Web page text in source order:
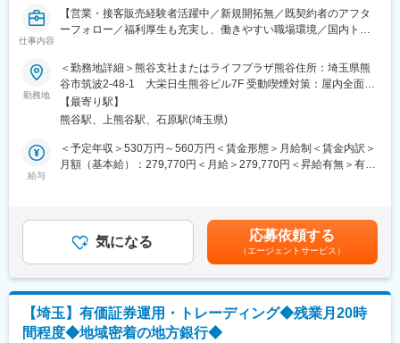
■雇用形態について
※1年後に正行員登用を想定。ただし評価等により変わる可能性有
り。
＜嘱託採用＞
契約更新：有
更新上限：有（1年0ヶ月）
域・お客さまの期待を超える存在へ」「組織・従業員の力を最大
化」を基本方針として、地域の課題解決や活性化に取り組んでい
ます。
変更の範囲：会社の定める業務
仕事内容
【営業・接客販売経験者活躍中／新規開拓無／既契約者のアフタ
ーフォロー／福利厚生も充実し、働きやすい職場環境／国内トッ
既に当社の保険契約に加入されたお客様（既契約者）・新たに当
社の保険契約に加入されようとしているお客様への各種対応・確
認業務に従事していただきます。
・既契約者へのアフターサービスの提供（保険金・給付金のお支
払い手続き、既契約者向けサービスのご案内 等）
・新たに当社の保険契約に加入されようとしているお客様への
「お申込みいただいた保険契約がお客様の意向に沿っているか」
る、企画立案・折衝調整・営業・管理・事務および事務の指導・
統括業務にわたる業務全般へ従事していただく可能性がありま
す。
会等、営業事務サポート業務全般。営業職員の採用等に関する事
務処理や教育支援業務。支社の資金管理等の業務。
勤務地
＜勤務地詳細＞熊谷支社またはライフプラザ熊谷住所：埼玉県熊
谷市筑波2-48-1 大栄日生熊谷ビル7F 受動喫煙対策：屋内全面禁
煙変更の範囲：会社の定める事業所
【最寄り駅】
熊谷駅、上熊谷駅、石原駅(埼玉県)
給与
＜予定年収＞530万円～560万円＜賃金形態＞月給制＜賃金内訳＞
月額（基本給）：279,770円＜月給＞279,770円＜昇給有無＞有＜
昇給額は、昇格・職務成果等の状況に応じて変動※将来的なステッ
プアップにより、記載金額以上の昇給も可能賃金はあくまでも目
安の金額であり、選考を通じて上下する可能性があります。月給
(月額)は固定手当を含めた表記です。
気になる 応募依頼する
（エージェントサービス）
【埼玉】有価証券運用・トレーディング◆残業月20時
間程度◆地域密着の地方銀行◆